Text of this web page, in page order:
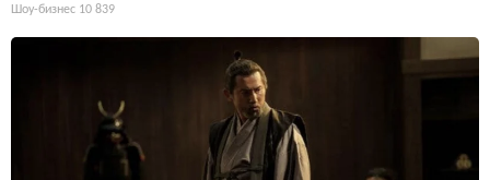
Шоу-бизнес 10 839